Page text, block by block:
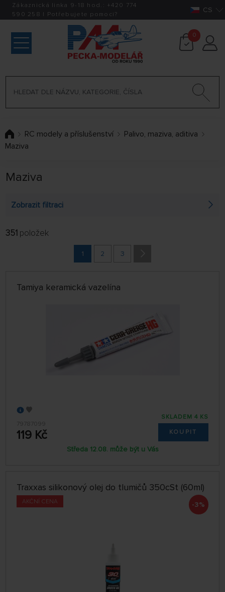
Zákaznická linka 9-18 hod.: +420 774
590 258 | Potřebujete pomoci? CS
0
RC modely a příslušenství
Palivo, maziva, aditiva
Maziva
Maziva
Zobrazit filtraci
VÝROBCI
jen skladem
NEJPRODÁVANĚJŠÍ
32 NA STRÁNCE
351 položek
1 2 3
Tamiya keramická vazelína
79787099
119 Kč
SKLADEM 4 KS
KOUPIT
Středa 12.08. může být u Vás
Traxxas silikonový olej do tlumičů 350cSt (60ml)
AKČNÍ CENA -3%